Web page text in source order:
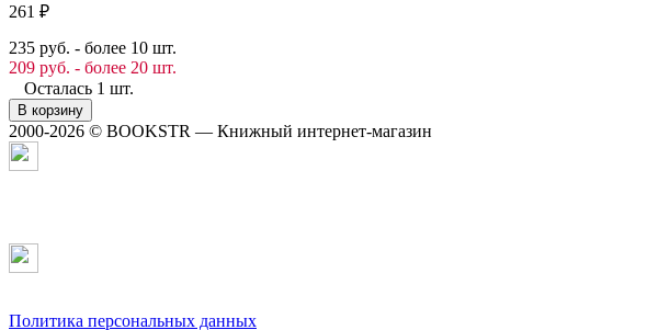
261 ₽
235 руб. - более 10 шт.
209 руб. - более 20 шт.
Осталась 1 шт.
В корзину
2000-2026 © BOOKSTR — Книжный интернет-магазин
Политика персональных данных